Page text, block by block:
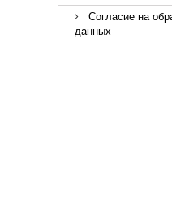
Согласие на
данных